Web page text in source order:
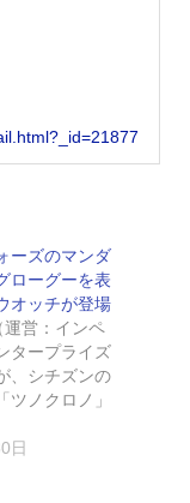
ーズのマンダ
ローグーを表
オッチが登場
運営：インペ
タープライズ
、シチズンの
ツノクロノ」
日